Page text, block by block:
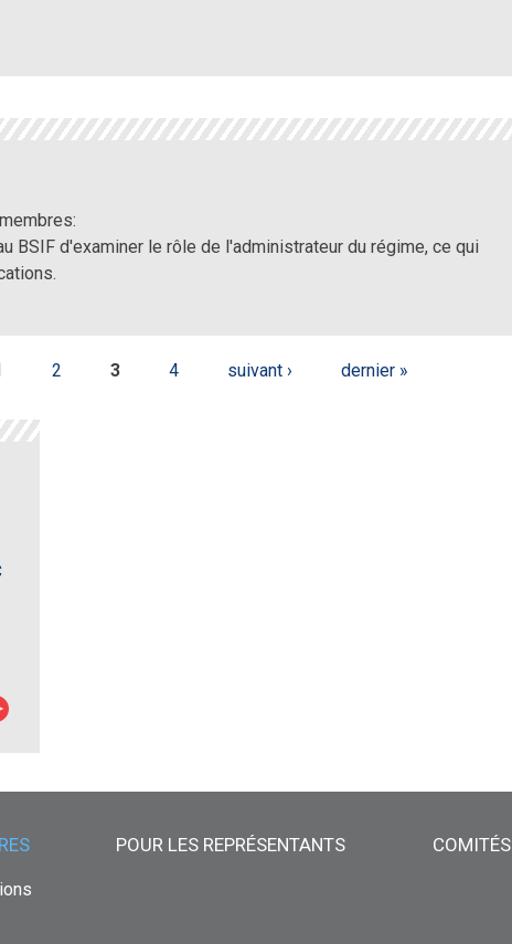
BSIF d'examiner le rôle de l'administrateur du régime, ce qui
2 3 4 suivant › dernier »
POUR LES REPRÉSENTANTS COMITÉS